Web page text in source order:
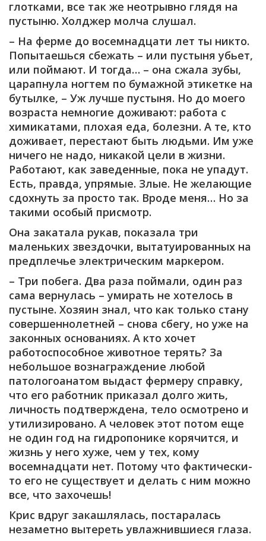
глотками, все так же неотрывно глядя на
пустыню. Холджер молча слушал.
– На ферме до восемнадцати лет ты никто.
Попытаешься сбежать – или пустыня убьет,
или поймают. И тогда… – она сжала зубы,
царапнула ногтем по бумажной этикетке на
бутылке, – Уж лучше пустыня. Но до моего
возраста немногие доживают: работа с
химикатами, плохая еда, болезни. А те, кто
доживает, перестают быть людьми. Им уже
ничего не надо, никакой цели в жизни.
Работают, как заведенные, пока не упадут.
Есть, правда, упрямые. Злые. Не желающие
сдохнуть за просто так. Вроде меня… Но за
такими особый присмотр.
Она закатала рукав, показала три
маленьких звездочки, вытатуированных на
предплечье электрическим маркером.
– Три побега. Два раза поймали, один раз
сама вернулась – умирать не хотелось в
пустыне. Хозяин знал, что как только стану
совершеннолетней – снова сбегу, но уже на
законных основаниях. А кто хочет
работоспособное животное терять? За
небольшое вознаграждение любой
патологоанатом выдаст фермеру справку,
что его работник приказал долго жить,
личность подтверждена, тело осмотрено и
утилизировано. А человек этот потом еще
не один год на гидропонике корячится, и
жизнь у него хуже, чем у тех, кому
восемнадцати нет. Потому что фактически-
то его не существует и делать с ним можно
все, что захочешь!
Крис вдруг закашлялась, постаралась
незаметно вытереть увлажнившиеся глаза.